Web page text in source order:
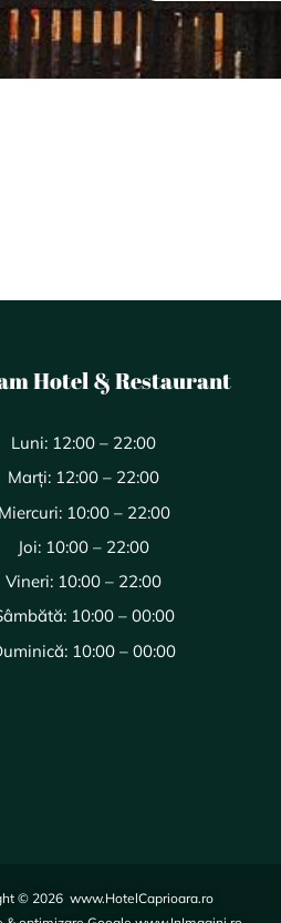
Hotel & Restaurant
Luni: 12:00 – 22:00
Marți: 12:00 – 22:00
Miercuri: 10:00 – 22:00
Joi: 10:00 – 22:00
Vineri: 10:00 – 22:00
10:00 – 00:00
10:00 – 00:00
© 2026 www.HotelCaprioara.ro